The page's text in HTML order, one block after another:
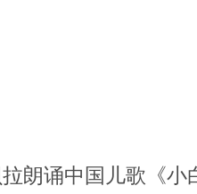
朗诵中国儿歌《小